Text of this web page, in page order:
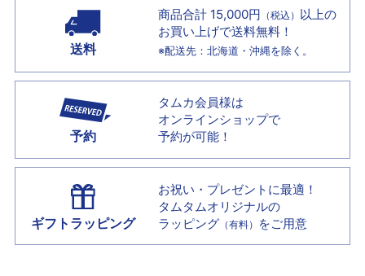
送料
商品合計 15,000円 （税込） 以上の
お買い上げで送料無料！
※配送先：北海道・沖縄を除く。
予約
タムカ会員様は
オンラインショップで
予約が可能！
ギフトラッピング
お祝い・プレゼントに最適！
タムタムオリジナルの
ラッピング （有料） をご用意